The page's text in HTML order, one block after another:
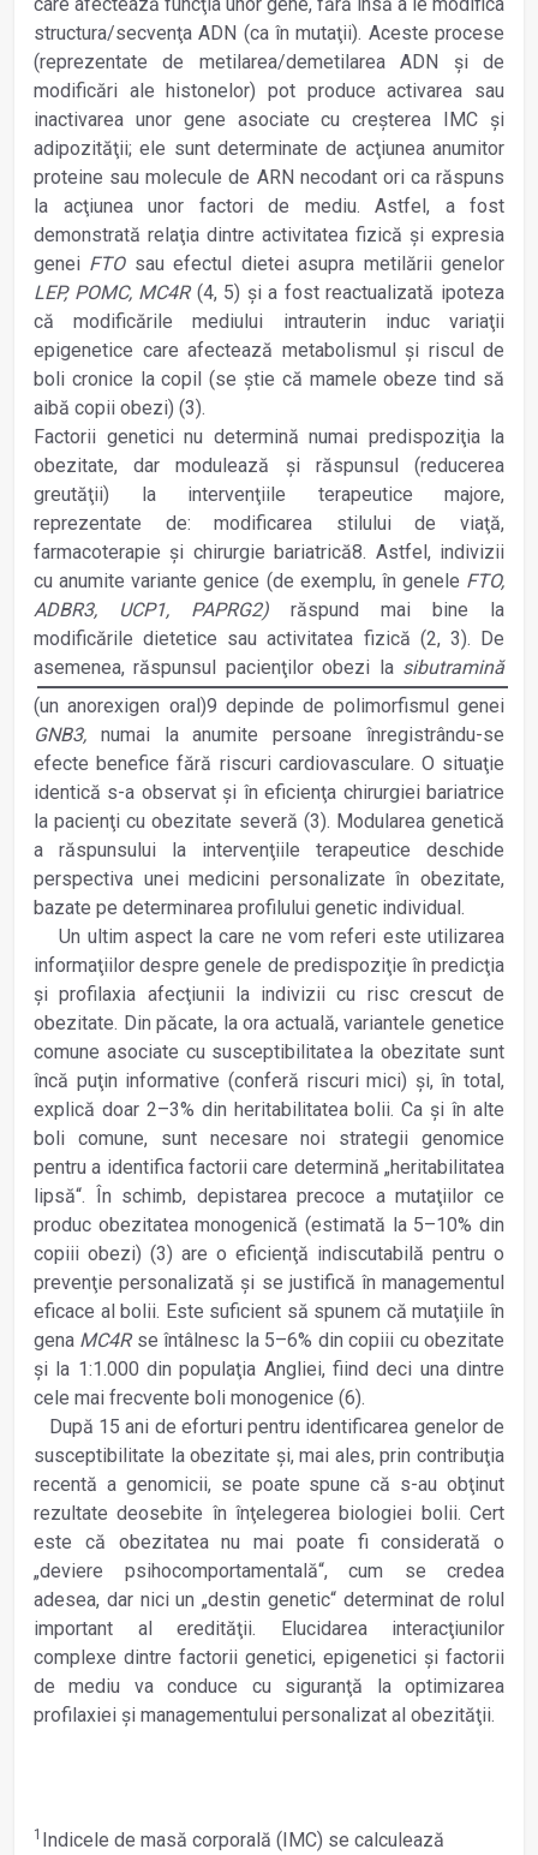
structura/secvenţa ADN (ca în mutaţii). Aceste procese
(reprezentate de metilarea/demetilarea ADN şi de
modificări ale histonelor) pot produce activarea sau
inactivarea unor gene asociate cu creşterea IMC şi
adipozităţii; ele sunt determinate de acţiunea anumitor
proteine sau molecule de ARN necodant ori ca răspuns
la acţiunea unor factori de mediu. Astfel, a fost
demonstrată relaţia dintre activitatea fizică şi expresia
genei FTO sau efectul dietei asupra metilării genelor
LEP, POMC, MC4R (4, 5) şi a fost reactualizată ipoteza
că modificările mediului intrauterin induc variaţii
epigenetice care afectează metabolismul şi riscul de
boli cronice la copil (se ştie că mamele obeze tind să
aibă copii obezi) (3).
Factorii genetici nu determină numai predispoziţia la
obezitate, dar modulează şi răspunsul (reducerea
greutăţii) la intervenţiile terapeutice majore,
reprezentate de: modificarea stilului de viaţă,
farmacoterapie şi chirurgie bariatrică8. Astfel, indivizii
cu anumite variante genice (de exemplu, în genele FTO,
ADBR3, UCP1, PAPRG2) răspund mai bine la
modificările dietetice sau activitatea fizică (2, 3). De
asemenea, răspunsul pacienţilorobezi la sibutramină
(un anorexigen oral)9 depinde de polimorfismul genei
GNB3, numai la anumite persoane înregistrându-se
efecte benefice fără riscuri cardiovasculare. O situaţie
identică s-a observat şi în eficienţa chirurgiei bariatrice
la pacienţi cu obezitate severă (3). Modularea genetică
a răspunsului la intervenţiile terapeutice deschide
perspectiva unei medicini personalizate în obezitate,
bazate pe determinarea profilului genetic individual.
Un ultim aspect la care ne vom referi este utilizarea
informaţiilor despre genele de predispoziţie în predicţia
şi profilaxia afecţiunii la indivizii cu risc crescut de
obezitate. Din păcate, la ora actuală, variantele genetice
comune asociate cu susceptibilitatea la obezitate sunt
încă puţin informative (conferă riscuri mici) şi, în total,
explică doar 2–3% din heritabilitatea bolii. Ca şi în alte
boli comune, sunt necesare noi strategii genomice
pentru a identifica factorii care determină „heritabilitatea
lipsă“. În schimb, depistarea precoce a mutaţiilor ce
produc obezitatea monogenică (estimată la 5–10% din
copiii obezi) (3) are o eficienţă indiscutabilă pentru o
prevenţie personalizată şi se justifică în managementul
eficace al bolii. Este suficient să spunem că mutaţiile în
gena MC4Rse întâlnesc la 5–6% din copiii cu obezitate
şi la 1:1.000 din populaţia Angliei, fiind deci una dintre
cele mai frecvente boli monogenice (6).
După 15 ani de eforturi pentru identificarea genelor de
susceptibilitate la obezitate şi, mai ales, prin contribuţia
recentă a genomicii, se poate spune că s-au obţinut
rezultate deosebite în înţelegerea biologiei bolii. Cert
este că obezitatea nu mai poate fi considerată o
„deviere psihocomportamentală“, cum se credea
adesea, dar nici un „destin genetic“ determinat de rolul
important al eredităţii. Elucidarea interacţiunilor
complexe dintre factorii genetici, epigenetici şi factorii
de mediu va conduce cu siguranţă la optimizarea
profilaxiei şi managementului personalizat al obezităţii.
1 Indicele de masă corporală (IMC) se calculează